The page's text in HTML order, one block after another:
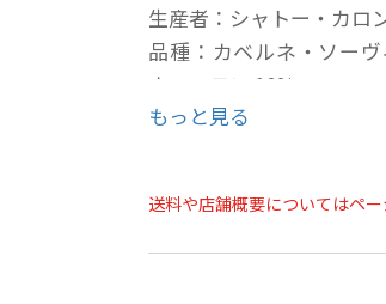
生産者：シャトー・カロ
品種：カベルネ・ソー
ネ・フラン 10%
ワイン：メドック格付
20歳未満の飲酒は法律
もっと見る
送料や店舗概要についてはペー